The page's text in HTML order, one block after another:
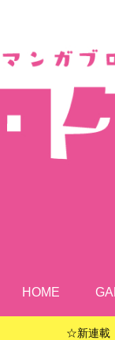
HOME
☆新連載